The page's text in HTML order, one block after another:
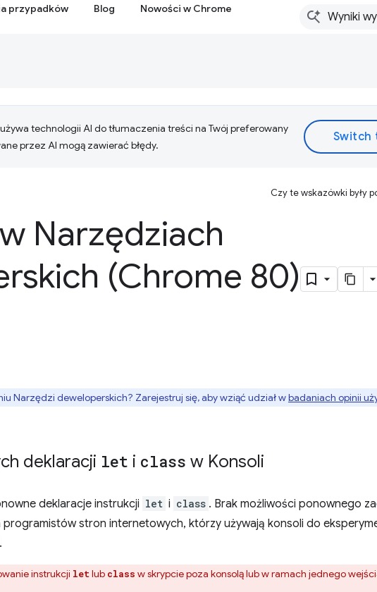
przypadków Blog Nowości w Chrome
technologii AI do tłumaczenia treści na Twój preferowany
przez AI mogą zawierać błędy.
Czy te wskazówki były
Narzędziach
(Chrome 80)
Narzędzi deweloperskich? Zarejestruj się, aby wziąć udział wbadaniach opinii
deklaracji let i class w Konsoli
deklaracje instrukcji let i class . Brak możliwości ponownego
programistów stron internetowych, którzy używają konsoli do
instrukcji let lub class w skrypcie poza konsolą lub w ramach jednego